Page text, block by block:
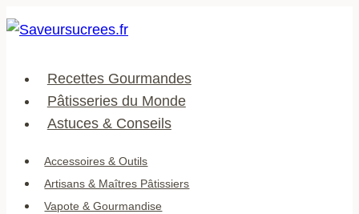
Aller
au
Recettes Gourmandes
Pâtisseries du Monde
Astuces & Conseils
Accessoires & Outils
Artisans & Maîtres Pâtissiers
Vapote & Gourmandise